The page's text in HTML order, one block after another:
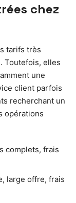
chez
tarifs très
Toutefois, elles
une
client parfois
recherchant un
opérations
complets, frais
large offre, frais